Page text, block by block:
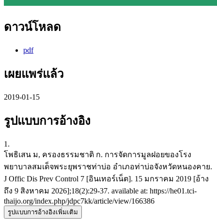
ดาวน์โหลด
pdf
เผยแพร่แล้ว
2019-01-15
รูปแบบการอ้างอิง
1.
​โพธิ​เสน​​​ ม, ​ครอง​ธรรมชาติ​​ ก. การ​จัดการ​มูลฝอย​ของ​โรง​
พยาบาล​สมเด็จ​พระ​ยุพราช​ท่าบ่อ​ อำเภอ​ท่าบ่อ​จังหวัด​หนองคาย.
J Offic Dis Prev Control 7 [อินเทอร์เน็ต]. 15 มกราคม 2019 [อ้าง
ถึง 9 สิงหาคม 2026];18(2):29-37. available at: https://he01.tci-
thaijo.org/index.php/jdpc7kk/article/view/166386
รูปแบบการอ้างอิงเพิ่มเติม